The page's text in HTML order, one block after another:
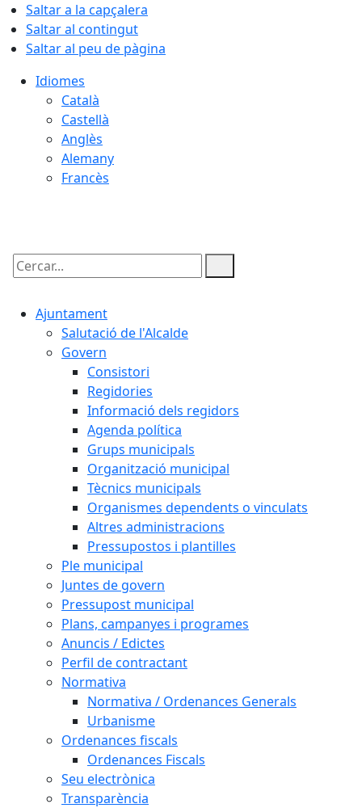
Saltar a la capçalera
Saltar al contingut
Saltar al peu de pàgina
Idiomes
Català
Castellà
Anglès
Alemany
Francès
Cercar:
Ajuntament
Salutació de l'Alcalde
Govern
Consistori
Regidories
Informació dels regidors
Agenda política
Grups municipals
Organització municipal
Tècnics municipals
Organismes dependents o vinculats
Altres administracions
Pressupostos i plantilles
Ple municipal
Juntes de govern
Pressupost municipal
Plans, campanyes i programes
Anuncis / Edictes
Perfil de contractant
Normativa
Normativa / Ordenances Generals
Urbanisme
Ordenances fiscals
Ordenances Fiscals
Seu electrònica
Transparència